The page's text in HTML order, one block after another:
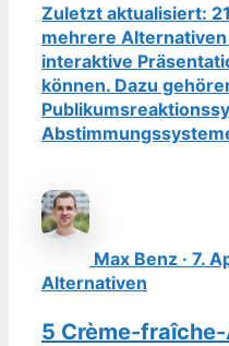
Zuletzt aktualisiert:
mehrere
interaktive
können. Dazu
Max Benz · 7.
Alternativen
5 Crème-